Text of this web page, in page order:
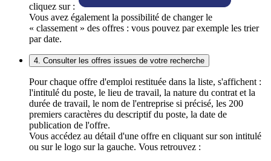
cliquez sur :
Vous avez également la possibilité de changer le
« classement » des offres : vous pouvez par exemple les trier
par date.
4. Consulter les offres issues de votre recherche
Pour chaque offre d'emploi restituée dans la liste, s'affichent :
l'intitulé du poste, le lieu de travail, la nature du contrat et la
durée de travail, le nom de l'entreprise si précisé, les 200
premiers caractères du descriptif du poste, la date de
publication de l'offre.
Vous accédez au détail d'une offre en cliquant sur son intitulé
ou sur le logo sur la gauche. Vous retrouvez :